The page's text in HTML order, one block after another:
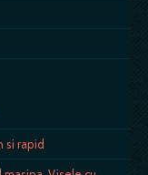
si rapid